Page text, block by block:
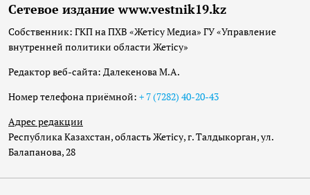
Сетевое издание www.vestnik19.kz
Собственник: ГКП на ПХВ «Жетісу Медиа» ГУ «Управление
внутренней политики области Жетісу»
Редактор веб-сайта: Далекенова М.А.
Номер телефона приёмной: + 7 (7282) 40-20-43
Адрес редакции
Республика Казахстан, область Жетісу, г. Талдыкорган, ул.
Балапанова, 28